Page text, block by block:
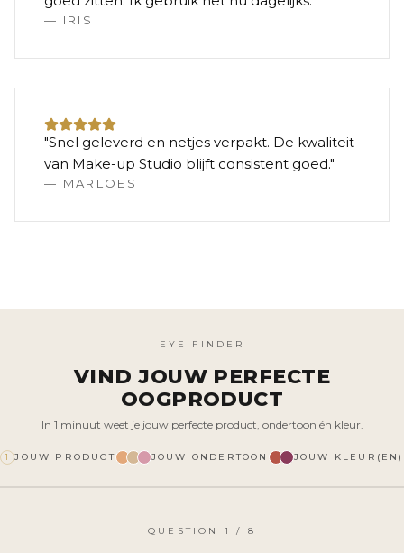
— IRIS
"Snel geleverd en netjes verpakt. De kwaliteit
van Make-up Studio blijft consistent goed."
— MARLOES
EYE FINDER
VIND JOUW PERFECTE
OOGPRODUCT
In 1 minuut weet je jouw perfecte product, ondertoon én kleur.
1 JOUW PRODUCT JOUW ONDERTOON JOUW KLEUR(EN)
QUESTION 1 / 8